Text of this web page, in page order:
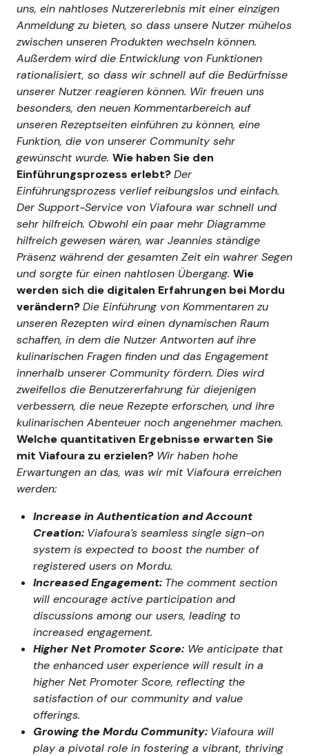
uns, ein nahtloses Nutzererlebnis mit einer einzigen
Anmeldung zu bieten, so dass unsere Nutzer mühelos
zwischen unseren Produkten wechseln können.
Außerdem wird die Entwicklung von Funktionen
rationalisiert, so dass wir schnell auf die Bedürfnisse
unserer Nutzer reagieren können. Wir freuen uns
besonders, den neuen Kommentarbereich auf
unseren Rezeptseiten einführen zu können, eine
Funktion, die von unserer Community sehr
gewünscht wurde. Wie haben Sie den
Einführungsprozess erlebt?Der
Einführungsprozess verlief reibungslos und einfach.
Der Support-Service von Viafoura war schnell und
sehr hilfreich. Obwohl ein paar mehr Diagramme
hilfreich gewesen wären, war Jeannies ständige
Präsenz während der gesamten Zeit ein wahrer Segen
und sorgte für einen nahtlosen Übergang. Wie
werden sich die digitalen Erfahrungen bei Mordu
verändern?Die Einführung von Kommentaren zu
unseren Rezepten wird einen dynamischen Raum
schaffen, in dem die Nutzer Antworten auf ihre
kulinarischen Fragen finden und das Engagement
innerhalb unserer Community fördern. Dies wird
zweifellos die Benutzererfahrung für diejenigen
verbessern, die neue Rezepte erforschen, und ihre
kulinarischen Abenteuer noch angenehmer machen.
Welche quantitativen Ergebnisse erwarten Sie
mit Viafoura zu erzielen? Wir haben hohe
Erwartungen an das, was wir mit Viafoura erreichen
werden:
Increase in Authentication and Account
Creation: Viafoura’s seamless single sign-on
system is expected to boost the number of
registered users on Mordu.
Increased Engagement: The comment section
will encourage active participation and
discussions among our users, leading to
increased engagement.
Higher Net Promoter Score: We anticipate that
the enhanced user experience will result in a
higher Net Promoter Score, reflecting the
satisfaction of our community and value
offerings.
Growing the Mordu Community: Viafoura will
play a pivotal role in fostering a vibrant, thriving